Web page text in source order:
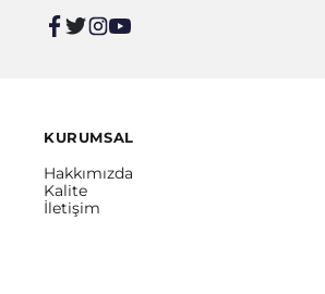
KURUMSAL
Hakkımızda
Kalite
İletişim